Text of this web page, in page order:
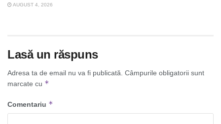
AUGUST 4, 2026
Lasă un răspuns
Adresa ta de email nu va fi publicată. Câmpurile obligatorii sunt
marcate cu *
Comentariu *